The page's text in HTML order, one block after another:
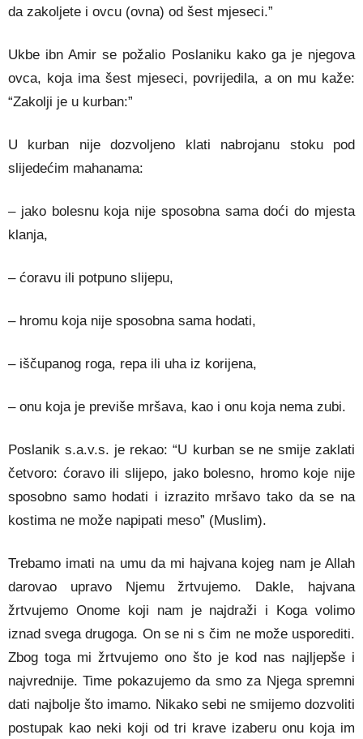
da zakoljete i ovcu (ovna) od šest mjeseci.”
Ukbe ibn Amir se požalio Poslaniku kako ga je njegova
ovca, koja ima šest mjeseci, povrijedila, a on mu kaže:
“Zakolji je u kurban:”
U kurban nije dozvoljeno klati nabrojanu stoku pod
slijedećim mahanama:
– jako bolesnu koja nije sposobna sama doći do mjesta
klanja,
– ćoravu ili potpuno slijepu,
– hromu koja nije sposobna sama hodati,
– iščupanog roga, repa ili uha iz korijena,
– onu koja je previše mršava, kao i onu koja nema zubi.
Poslanik s.a.v.s. je rekao: “U kurban se ne smije zaklati
četvoro: ćoravo ili slijepo, jako bolesno, hromo koje nije
sposobno samo hodati i izrazito mršavo tako da se na
kostima ne može napipati meso” (Muslim).
Trebamo imati na umu da mi hajvana kojeg nam je Allah
darovao upravo Njemu žrtvujemo. Dakle, hajvana
žrtvujemo Onome koji nam je najdraži i Koga volimo
iznad svega drugoga. On se ni s čim ne može usporediti.
Zbog toga mi žrtvujemo ono što je kod nas najljepše i
najvrednije. Time pokazujemo da smo za Njega spremni
dati najbolje što imamo. Nikako sebi ne smijemo dozvoliti
postupak kao neki koji od tri krave izaberu onu koja im